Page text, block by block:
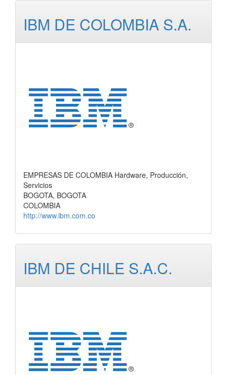
IBM DE COLOMBIA S.A.
EMPRESAS DE COLOMBIA Hardware, Producción,
Servicios
BOGOTA, BOGOTA
COLOMBIA
http://www.ibm.com.co
IBM DE CHILE S.A.C.